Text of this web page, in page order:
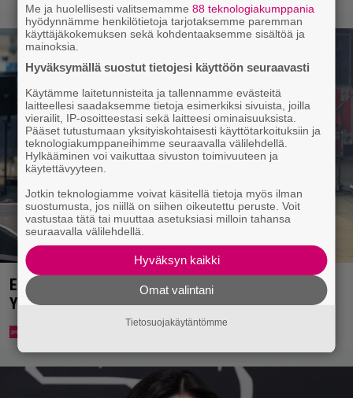
Eppu Normaalin viimeinen konsertti esitetään
Ylellä
Me ja huolellisesti valitsemamme88 teknologiakumppania
hyödynnämme henkilötietoja tarjotaksemme paremman
käyttäjäkokemuksen sekä kohdentaaksemme sisältöä ja
mainoksia.
Hyväksymällä suostut tietojesi käyttöön seuraavasti
Käytämme laitetunnisteita ja tallennamme evästeitä
laitteellesi saadaksemme tietoja esimerkiksi sivuista, joilla
vierailit, IP-osoitteestasi sekä laitteesi ominaisuuksista.
Pääset tutustumaan yksityiskohtaisesti käyttötarkoituksiin ja
teknologiakumppaneihimme seuraavalla välilehdellä.
Hylkääminen voi vaikuttaa sivuston toimivuuteen ja
käytettävyyteen.
Jotkin teknologiamme voivat käsitellä tietoja myös ilman
suostumusta, jos niillä on siihen oikeutettu peruste. Voit
vastustaa tätä tai muuttaa asetuksiasi milloin tahansa
seuraavalla välilehdellä.
Hyväksyn kaikki
Omat valintani
Tietosuojakäytäntömme